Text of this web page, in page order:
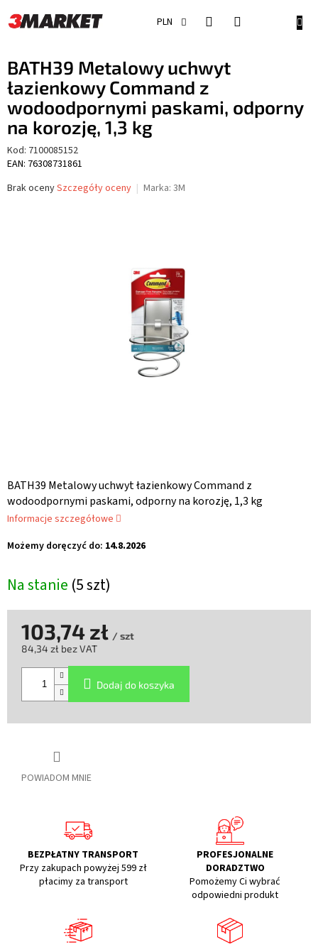
do
treści
PLN
BATH39 Metalowy uchwyt
łazienkowy Command z
wodoodpornymi paskami, odporny
na korozję, 1,3 kg
Kod: 7100085152
EAN: 76308731861
Średnia
Brak ocenySzczegóły oceny Marka: 3M
Na stanie (5 szt)
Możemy doręczyć do: 14.8.2026
BATH39 Metalowy uchwyt łazienkowy Command z
wodoodpornymi paskami, odporny na korozję, 1,3 kg
Informacje szczegółowe
POWIADOM MNIE
103,74 zł / szt
84,34 zł bez VAT
jednostkowa:
Dodaj do koszyka
BEZPŁATNY TRANSPORT
Przy zakupach powyżej 599 zł
płacimy za transport
PROFESJONALNE
DORADZTWO
Pomożemy Ci wybrać
odpowiedni produkt